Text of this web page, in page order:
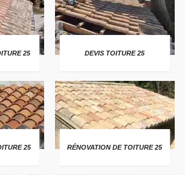
25 DEVIS TOITURE 25
25 RÉNOVATION DE TOITURE 25